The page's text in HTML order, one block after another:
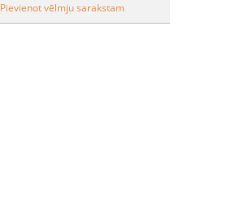
Pievienot vēlmju sarakstam